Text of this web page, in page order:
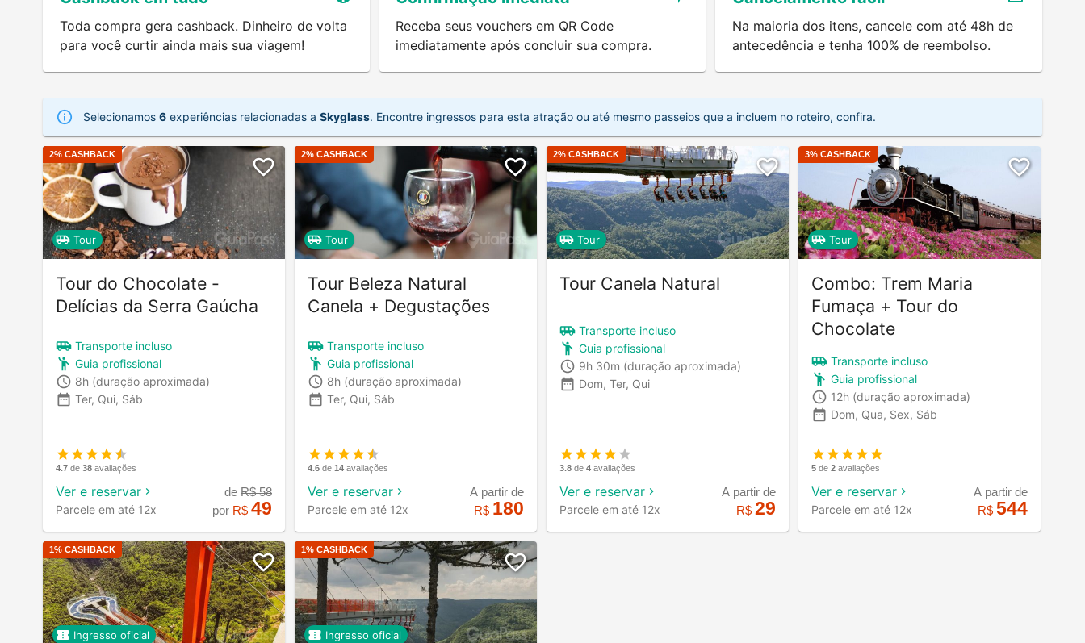
Toda compra gera cashback. Dinheiro de volta
para você curtir ainda mais sua viagem!
Receba seus vouchers em QR Code
imediatamente após concluir sua compra.
Na maioria dos itens, cancele com até 48h de
antecedência e tenha 100% de reembolso.
Selecionamos 6 experiências relacionadas a Skyglass. Encontre ingressos para esta atração ou até mesmo passeios que a incluem no roteiro, confira.
2% CASHBACK
Tour
Tour do Chocolate -
Delícias da Serra Gaúcha
Transporte incluso
Guia profissional
8h (duração aproximada)
Ter, Qui, Sáb
4.7 de 38 avaliações
Ver e reservar
Parcele em até 12x
de R$58
por R$ 49
2% CASHBACK
Tour
Tour Beleza Natural
Canela + Degustações
Transporte incluso
Guia profissional
8h (duração aproximada)
Ter, Qui, Sáb
4.6 de 14 avaliações
Ver e reservar
Parcele em até 12x
A partir de
R$ 180
2% CASHBACK
Tour
Tour Canela Natural
Transporte incluso
Guia profissional
9h 30m (duração aproximada)
Dom, Ter, Qui
3.8 de 4 avaliações
Ver e reservar
Parcele em até 12x
A partir de
R$ 29
3% CASHBACK
Tour
Combo: Trem Maria
Fumaça + Tour do
Chocolate
Transporte incluso
Guia profissional
12h (duração aproximada)
Dom, Qua, Sex, Sáb
5 de 2 avaliações
Ver e reservar
Parcele em até 12x
A partir de
R$ 544
1% CASHBACK
Ingresso oficial
1% CASHBACK
Ingresso oficial